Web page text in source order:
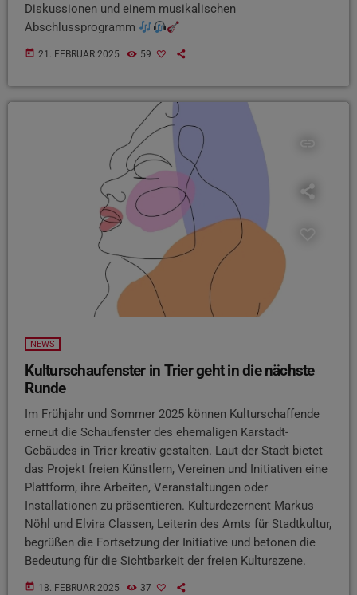
Diskussionen und einem musikalischen
Abschlussprogramm
today 21. FEBRUAR 2025 59
NEWS
Kulturschaufenster in Trier geht in die nächste
Runde
Im Frühjahr und Sommer 2025 können Kulturschaffende
erneut die Schaufenster des ehemaligen Karstadt-
Gebäudes in Trier kreativ gestalten. Laut der Stadt bietet
das Projekt freien Künstlern, Vereinen und Initiativen eine
Plattform, ihre Arbeiten, Veranstaltungen oder
Installationen zu präsentieren. Kulturdezernent Markus
Nöhl und Elvira Classen, Leiterin des Amts für Stadtkultur,
begrüßen die Fortsetzung der Initiative und betonen die
Bedeutung für die Sichtbarkeit der freien Kulturszene.
today 18. FEBRUAR 2025 37